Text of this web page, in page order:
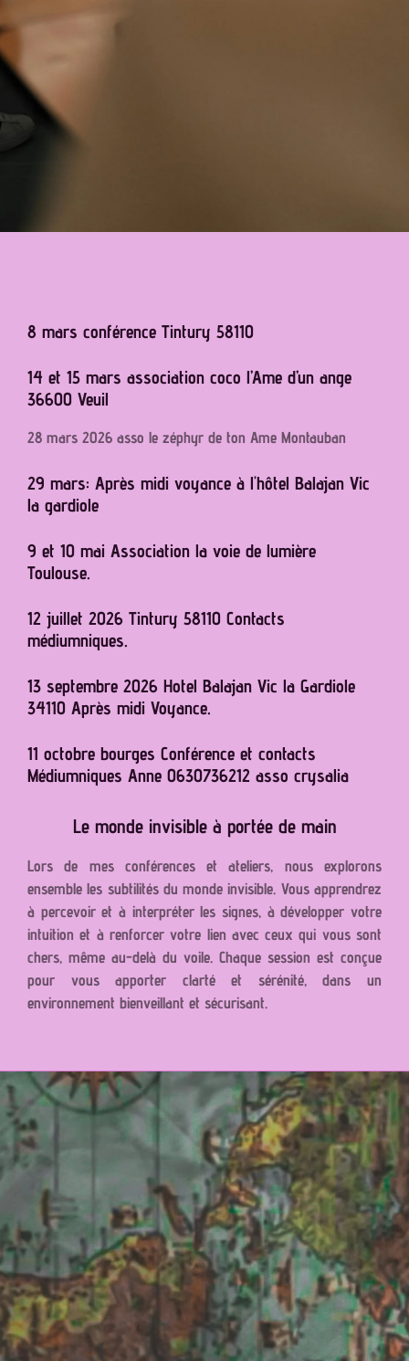
8 mars conférence Tintury 58110
14 et 15 mars association coco l’Ame d’un ange
36600 Veuil
28 mars 2026 asso le zéphyr de ton Ame Montauban
29 mars: Après midi voyance à l'hôtel Balajan Vic
la gardiole
9 et 10 mai Association la voie de lumière
Toulouse.
12 juillet 2026 Tintury 58110 Contacts
médiumniques.
13 septembre 2026 Hotel Balajan Vic la Gardiole
34110 Après midi Voyance.
11 octobre bourges Conférence et contacts
Médiumniques Anne 0630736212 asso crysalia
Le monde invisible à portée de main
Lors de mes conférences et ateliers, nous explorons
ensemble les subtilités du monde invisible. Vous apprendrez
à percevoir et à interpréter les signes, à développer votre
intuition et à renforcer votre lien avec ceux qui vous sont
chers, même au-delà du voile. Chaque session est conçue
pour vous apporter clarté et sérénité, dans un
environnement bienveillant et sécurisant.